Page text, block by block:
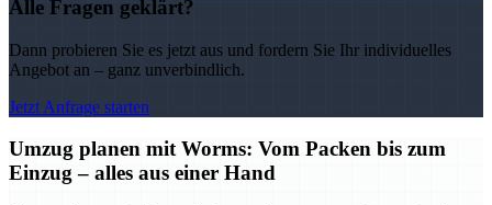
Alle Fragen geklärt?
Dann probieren Sie es jetzt aus und fordern Sie Ihr individuelles
Angebot an – ganz unverbindlich.
Jetzt Anfrage starten
Umzug planen mit Worms: Vom Packen bis zum
Einzug – alles aus einer Hand